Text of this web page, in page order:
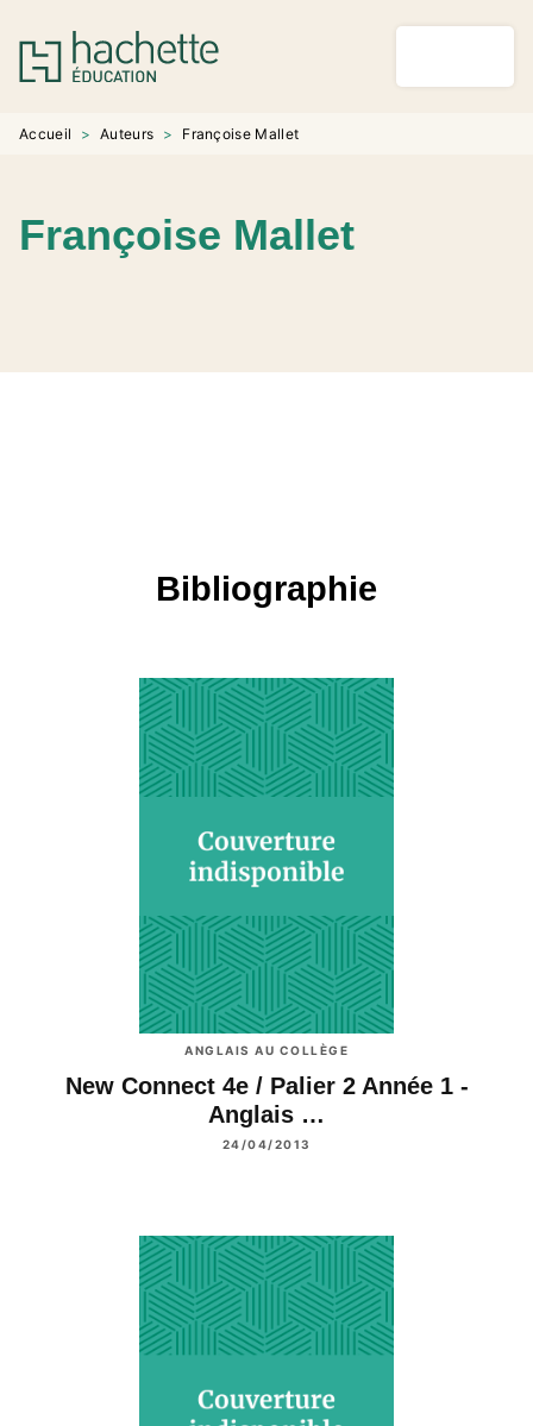
MENU RECHERCHE
PIED DE PAGE
Accueil > Auteurs > Françoise Mallet
Françoise Mallet
Bibliographie
ANGLAIS AU COLLÈGE
New Connect 4e / Palier 2 Année 1 -
Anglais …
24/04/2013